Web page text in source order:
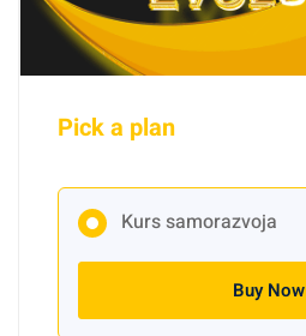
Pick a plan
Kurs samorazvoja
Buy Now